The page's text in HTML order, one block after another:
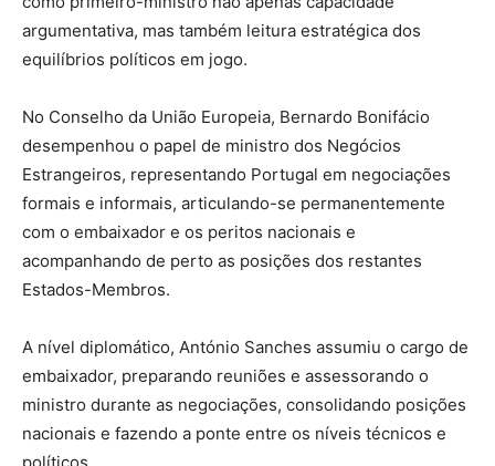
argumentativa, mas também leitura estratégica dos
equilíbrios políticos em jogo.
No Conselho da União Europeia, Bernardo Bonifácio
desempenhou o papel de ministro dos Negócios
Estrangeiros, representando Portugal em negociações
formais e informais, articulando-se permanentemente
com o embaixador e os peritos nacionais e
acompanhando de perto as posições dos restantes
Estados-Membros.
A nível diplomático, António Sanches assumiu o cargo de
embaixador, preparando reuniões e assessorando o
ministro durante as negociações, consolidando posições
nacionais e fazendo a ponte entre os níveis técnicos e